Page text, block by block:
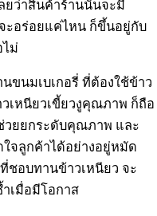
ยว่าสินค้าร้านนั้นจะมี
ะอร่อยแค่ไหน ก็ขึ้นอยู่กับ
ม่
ขนมเบเกอรี่ ที่ต้องใช้ข้าว
วเหนียวเขี้ยวงูคุณภาพ ก็ถือ
วยยกระดับคุณภาพ และ
จลูกค้าได้อย่างอยู่หมัด
ชอบทานข้าวเหนียว จะ
เมื่อมีโอกาส